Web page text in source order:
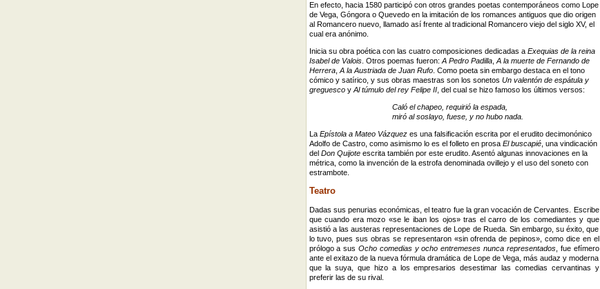
En efecto, hacia 1580 participó con otros grandes poetas contemporáneos como Lope
de Vega, Góngora o Quevedo en la imitación de los romances antiguos que dio origen
al Romancero nuevo, llamado así frente al tradicional Romancero viejo del siglo XV, el
cual era anónimo.
Inicia su obra poética con las cuatro composiciones dedicadas a Exequias de la reina
Isabel de Valois. Otros poemas fueron: A Pedro Padilla, A la muerte de Fernando de
Herrera, A la Austriada de Juan Rufo. Como poeta sin embargo destaca en el tono
cómico y satírico, y sus obras maestras son los sonetos Un valentón de espátula y
greguescoy Al túmulo del rey Felipe II, del cual se hizo famoso los últimos versos:
Caló el chapeo, requirió la espada,
miró al soslayo, fuese, y no hubo nada.
La Epístola a Mateo Vázquezes una falsificación escrita por el erudito decimonónico
Adolfo de Castro, como asimismo lo es el folleto en prosa El buscapié, una vindicación
del Don Quijoteescrita también por este erudito. Asentó algunas innovaciones en la
métrica, como la invención de la estrofa denominada ovillejo y el uso del soneto con
estrambote.
Teatro
Dadas sus penurias económicas, el teatro fue la gran vocación de Cervantes. Escribe
que cuando era mozo «se le iban los ojos» tras el carro de los comediantes y que
asistió a las austeras representaciones de Lope de Rueda. Sin embargo, su éxito, que
lo tuvo, pues sus obras se representaron «sin ofrenda de pepinos», como dice en el
prólogo a sus Ocho comedias y ocho entremeses nunca representados, fue efímero
ante el exitazo de la nueva fórmula dramática de Lope de Vega, más audaz y moderna
que la suya, que hizo a los empresarios desestimar las comedias cervantinas y
preferir las de su rival.